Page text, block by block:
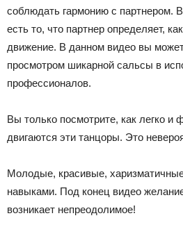
соблюдать гармонию с партнером.
есть то, что партнер определяет,
движение. В данном видео вы
просмотром шикарной сальсы в
профессионалов.
Вы только посмотрите, как легко и
двигаются эти танцоры. Это
Молодые, красивые,
навыками. Под конец видео
возникает непреодолимое!